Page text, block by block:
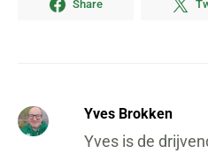
Share
Yves Brokken
Yves is de